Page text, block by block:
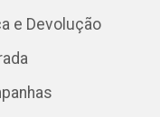
e Devolução